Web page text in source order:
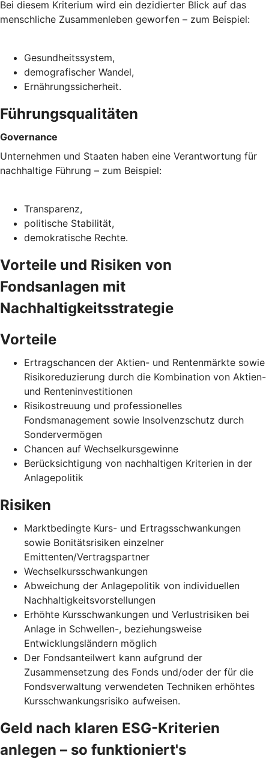
Bei diesem Kriterium wird ein dezidierter Blick auf das
menschliche Zusammenleben geworfen – zum Beispiel:
Gesundheitssystem,
demografischer Wandel,
Ernährungssicherheit.
Führungsqualitäten
Governance
Unternehmen und Staaten haben eine Verantwortung für
nachhaltige Führung – zum Beispiel:
Transparenz,
politische Stabilität,
demokratische Rechte.
Vorteile und Risiken von
Fondsanlagen mit
Nachhaltigkeitsstrategie
Vorteile
Ertragschancen der Aktien- und Rentenmärkte sowie
Risikoreduzierung durch die Kombination von Aktien-
und Renteninvestitionen
Risikostreuung und professionelles
Fondsmanagement sowie Insolvenzschutz durch
Sondervermögen
Chancen auf Wechselkursgewinne
Berücksichtigung von nachhaltigen Kriterien in der
Anlagepolitik
Risiken
Marktbedingte Kurs- und Ertragsschwankungen
sowie Bonitätsrisiken einzelner
Emittenten/Vertragspartner
Wechselkursschwankungen
Abweichung der Anlagepolitik von individuellen
Nachhaltigkeitsvorstellungen
Erhöhte Kursschwankungen und Verlustrisiken bei
Anlage in Schwellen-, beziehungsweise
Entwicklungsländern möglich
Der Fondsanteilwert kann aufgrund der
Zusammensetzung des Fonds und/oder der für die
Fondsverwaltung verwendeten Techniken erhöhtes
Kursschwankungsrisiko aufweisen.
Geld nach klaren ESG-Kriterien
anlegen – so funktioniert's